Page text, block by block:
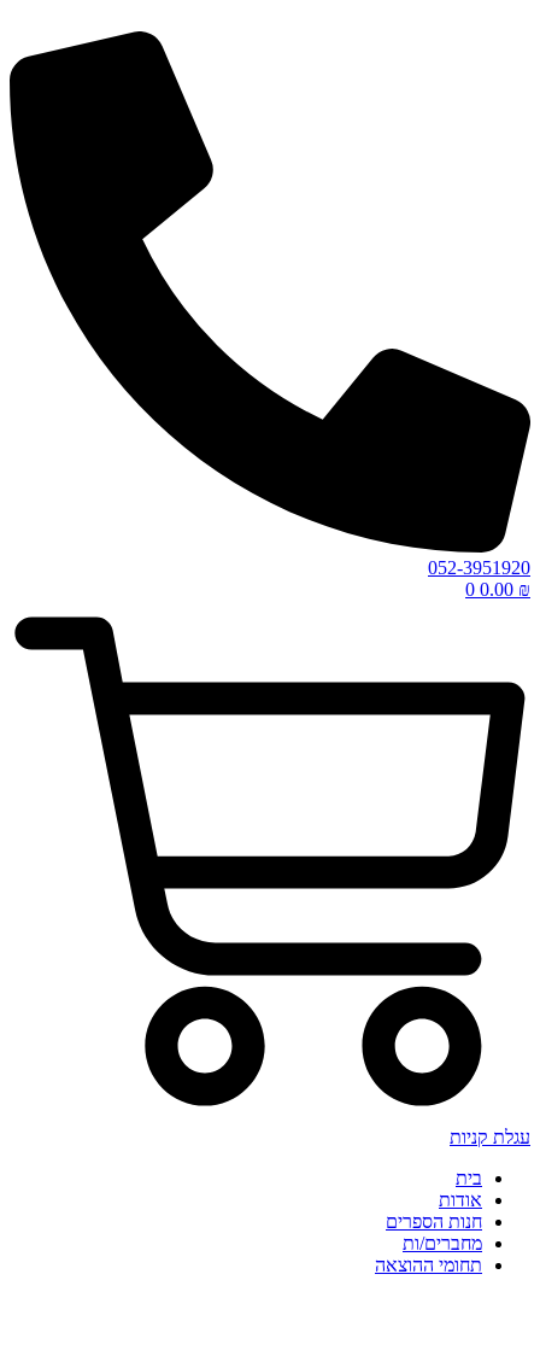
052-3951920
0.00 ₪
0
עגלת קניות
בית
אודות
חנות הספרים
מחברים/ות
תחומי ההוצאה